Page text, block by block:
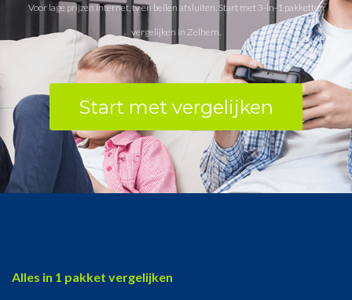
Voor lage prijzen internet, tv en bellen afsluiten. Start met 3-in-1 pakketten
vergelijken in Zelhem.
Start met vergelijken
Alles in 1 pakket vergelijken